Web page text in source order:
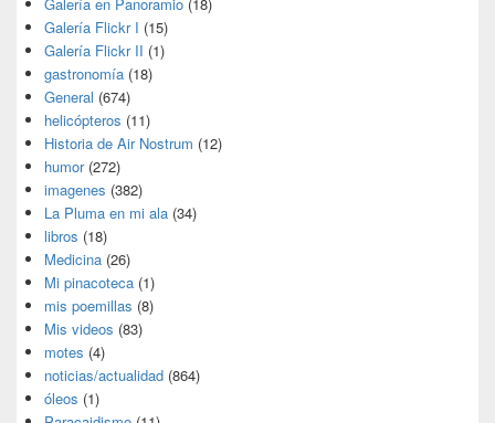
Galería Flickr I (15)
Galería Flickr II (1)
gastronomía (18)
General (674)
helicópteros (11)
Historia de Air Nostrum (12)
humor(272)
imagenes (382)
La Pluma en mi ala (34)
libros (18)
Medicina (26)
Mi pinacoteca (1)
mis poemillas (8)
Mis videos (83)
motes (4)
noticias/actualidad (864)
óleos (1)